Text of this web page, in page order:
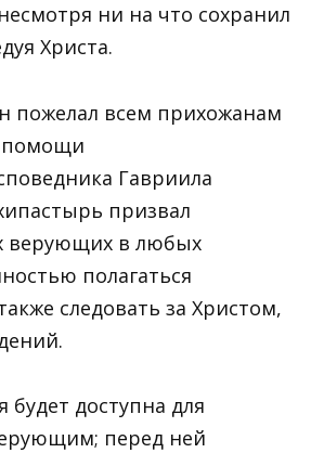
ни на что сохранил
Христа.
пожелал всем прихожанам
помощи
Гавриила
призвал
верующих в любых
полагаться
следовать за Христом,
будет доступна для
перед ней